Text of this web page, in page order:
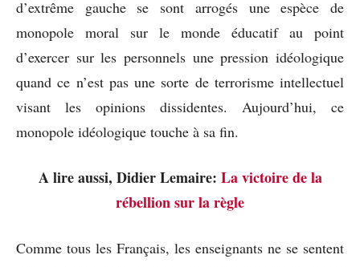
d’extrême gauche se sont arrogés une espèce de
monopole moral sur le monde éducatif au point
d’exercer sur les personnels une pression idéologique
quand ce n’est pas une sorte de terrorisme intellectuel
visant les opinions dissidentes. Aujourd’hui, ce
monopole idéologique touche à sa fin.
A lire aussi, Didier Lemaire: La victoire de la
rébellion sur la règle
Comme tous les Français, les enseignants ne se sentent